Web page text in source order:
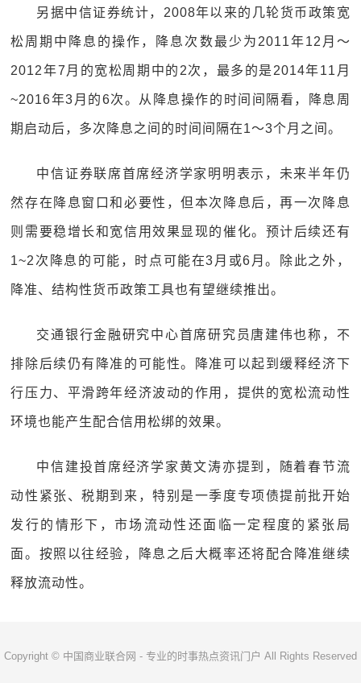
另据中信证券统计，2008年以来的几轮货币政策宽
松周期中降息的操作，降息次数最少为2011年12月～
2012年7月的宽松周期中的2次，最多的是2014年11月
~2016年3月的6次。从降息操作的时间间隔看，降息周
期启动后，多次降息之间的时间间隔在1～3个月之间。
中信证券联席首席经济学家明明表示，未来半年仍
然存在降息窗口和必要性，但本次降息后，再一次降息
则需要稳增长和宽信用效果显现的催化。预计后续还有
1~2次降息的可能，时点可能在3月或6月。除此之外，
降准、结构性货币政策工具也有望继续推出。
交通银行金融研究中心首席研究员唐建伟也称，不
排除后续仍有降准的可能性。降准可以起到缓释经济下
行压力、平滑跨年经济波动的作用，提供的宽松流动性
环境也能产生配合信用松绑的效果。
中信建投首席经济学家黄文涛亦提到，随着春节流
动性紧张、税期到来，特别是一季度专项债提前批开始
发行的情形下，市场流动性还面临一定程度的紧张局
面。按照以往经验，降息之后大概率还将配合降准继续
释放流动性。
Copyright © 中国商业联合网 - 专业的时事热点资讯门户 All Rights Reserved